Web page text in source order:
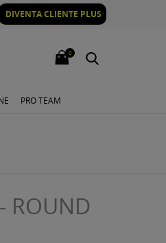
DIVENTA CLIENTE PLUS
0
PRO TEAM